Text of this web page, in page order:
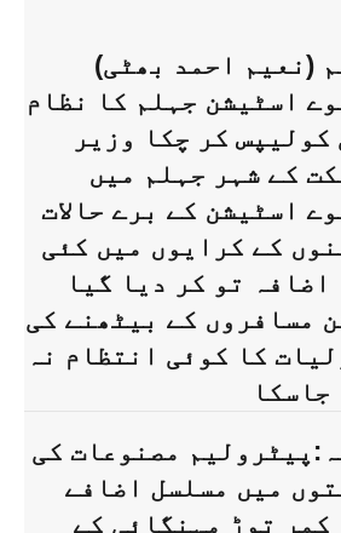
(نعیم احمد بھٹی)
اسٹیشن جہلم کا نظام
کولیپس کر چکا وزیر
کے شہر جہلم میں
اسٹیشن کے برے حالات
کے کرایوں میں کئی
اضافہ تو کر دیا گیا
مسافروں کے بیٹھنے کی
کا کوئی انتظام نہ
جاسکا
مصنوعات کی
میں مسلسل اضافے
کمر توڑ مہنگائی کے